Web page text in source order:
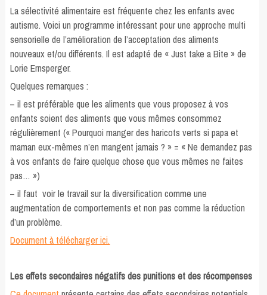
La sélectivité alimentaire est fréquente chez les enfants avec
autisme. Voici un programme intéressant pour une approche multi
sensorielle de l’amélioration de l’acceptation des aliments
nouveaux et/ou différents. Il est adapté de « Just take a Bite » de
Lorie Ernsperger.
Quelques remarques :
– il est préférable que les aliments que vous proposez à vos
enfants soient des aliments que vous mêmes consommez
régulièrement (« Pourquoi manger des haricots verts si papa et
maman eux-mêmes n’en mangent jamais ? » = « Ne demandez pas
à vos enfants de faire quelque chose que vous mêmes ne faites
pas… »)
– il faut voir le travail sur la diversification comme une
augmentation de comportements et non pas comme la réduction
d’un problème.
Document à télécharger ici.
Les effets secondaires négatifs des punitions et des récompenses